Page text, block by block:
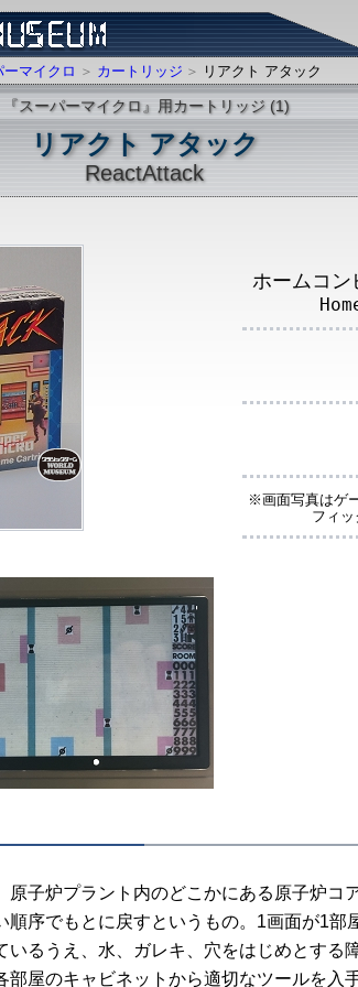
ーマイクロ カートリッジ リアクト アタック
『スーパーマイクロ』用カートリッジ (1)
リアクト アタック
ReactAttack
ホームコン
※画面写真はゲ
フィ
子炉プラント内のどこかにある原子炉コ
順序でもとに戻すというもの。1画面が1部
いるうえ、水、ガレキ、穴をはじめとする
部屋のキャビネットから適切なツールを入